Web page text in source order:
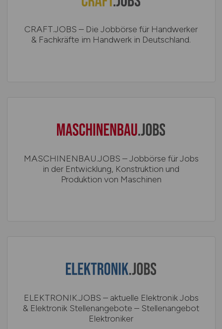
CRAFT.JOBS – Die Jobbörse für Handwerker
& Fachkräfte im Handwerk in Deutschland.
MASCHINENBAU.JOBS – Jobbörse für Jobs
in der Entwicklung, Konstruktion und
Produktion von Maschinen
ELEKTRONIK.JOBS – aktuelle Elektronik Jobs
& Elektronik Stellenangebote – Stellenangebot
Elektroniker